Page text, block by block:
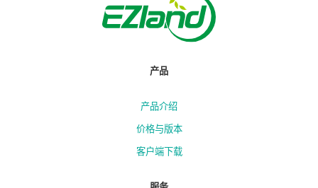
产品
产品介绍
价格与版本
客户端下载